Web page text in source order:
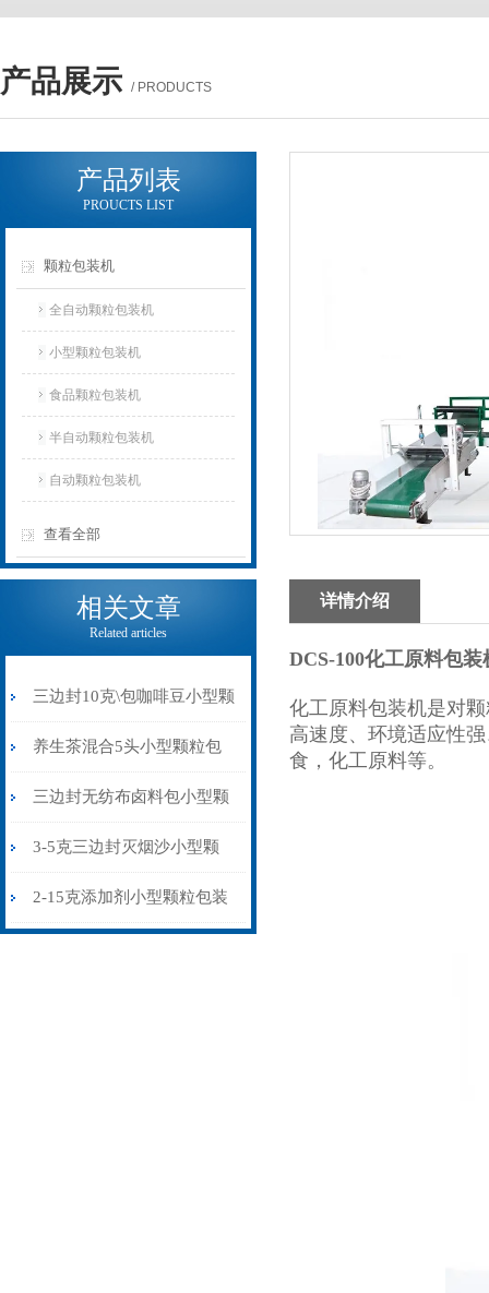
产品展示 / PRODUCTS
产品列表
PROUCTS LIST
颗粒包装机
全自动颗粒包装机
小型颗粒包装机
食品颗粒包装机
半自动颗粒包装机
自动颗粒包装机
查看全部
相关文章
Related articles
三边封10克\包咖啡豆小型颗
粒包装机多少钱
养生茶混合5头小型颗粒包
装机高精度可定制
三边封无纺布卤料包小型颗
粒包装机厂家
3-5克三边封灭烟沙小型颗
粒包装机智能化
2-15克添加剂小型颗粒包装
详情介绍
DCS-100化工原料包装
化工原料包装机是对
高速度、环境适应性
食，化工原料等。